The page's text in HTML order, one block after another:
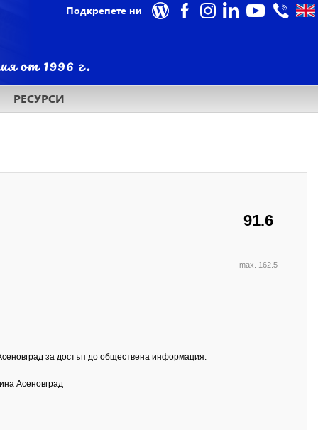
Подкрепете ни
РЕСУРСИ
91.6
max. 162.5
за достъп до обществена информация.
Асеновград